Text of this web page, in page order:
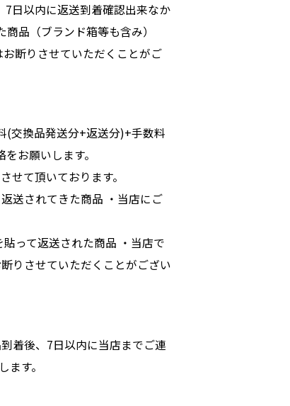
日以内に返送到着確認出来なか
品（ブランド箱等も含み）
断りさせていただくことがご
(交換品発送分+返送分)+手数料
お願いします。
て頂いております。
送されてきた商品 ・当店にご
って返送された商品 ・当店で
りさせていただくことがござい
着後、7日以内に当店までご連
す。